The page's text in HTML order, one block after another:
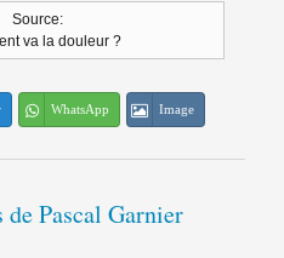
Source:
va la douleur ?
WhatsApp Image
Pascal Garnier